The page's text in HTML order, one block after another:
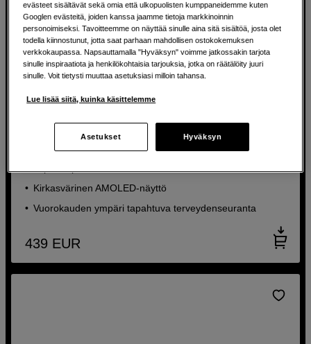
monipuolisesti
Garmin Venu 4 – 45 mm, Silver Gray
Kirkasvärinen AMOLED-näyttö
Vuorokauden ympäri tapahtuva terveydenseuranta
439 EUR
evästeet sisältävät sekä omia että ulkopuolisten kumppaneidemme kuten
Googlen evästeitä, joiden kanssa jaamme tietoja markkinoinnin
personoimiseksi. Tavoitteemme on näyttää sinulle aina sitä sisältöä, josta olet
todella kiinnostunut, jotta saat parhaan mahdollisen ostokokemuksen
verkkokaupassa. Napsauttamalla "Hyväksyn" voimme jatkossakin tarjota
sinulle inspiraatiota ja henkilökohtaisia tarjouksia, jotka on räätälöity juuri
sinulle. Voit tietysti muuttaa asetuksiasi milloin tahansa.
Lue lisää siitä, kuinka käsittelemme
Asetukset Hyväksyn